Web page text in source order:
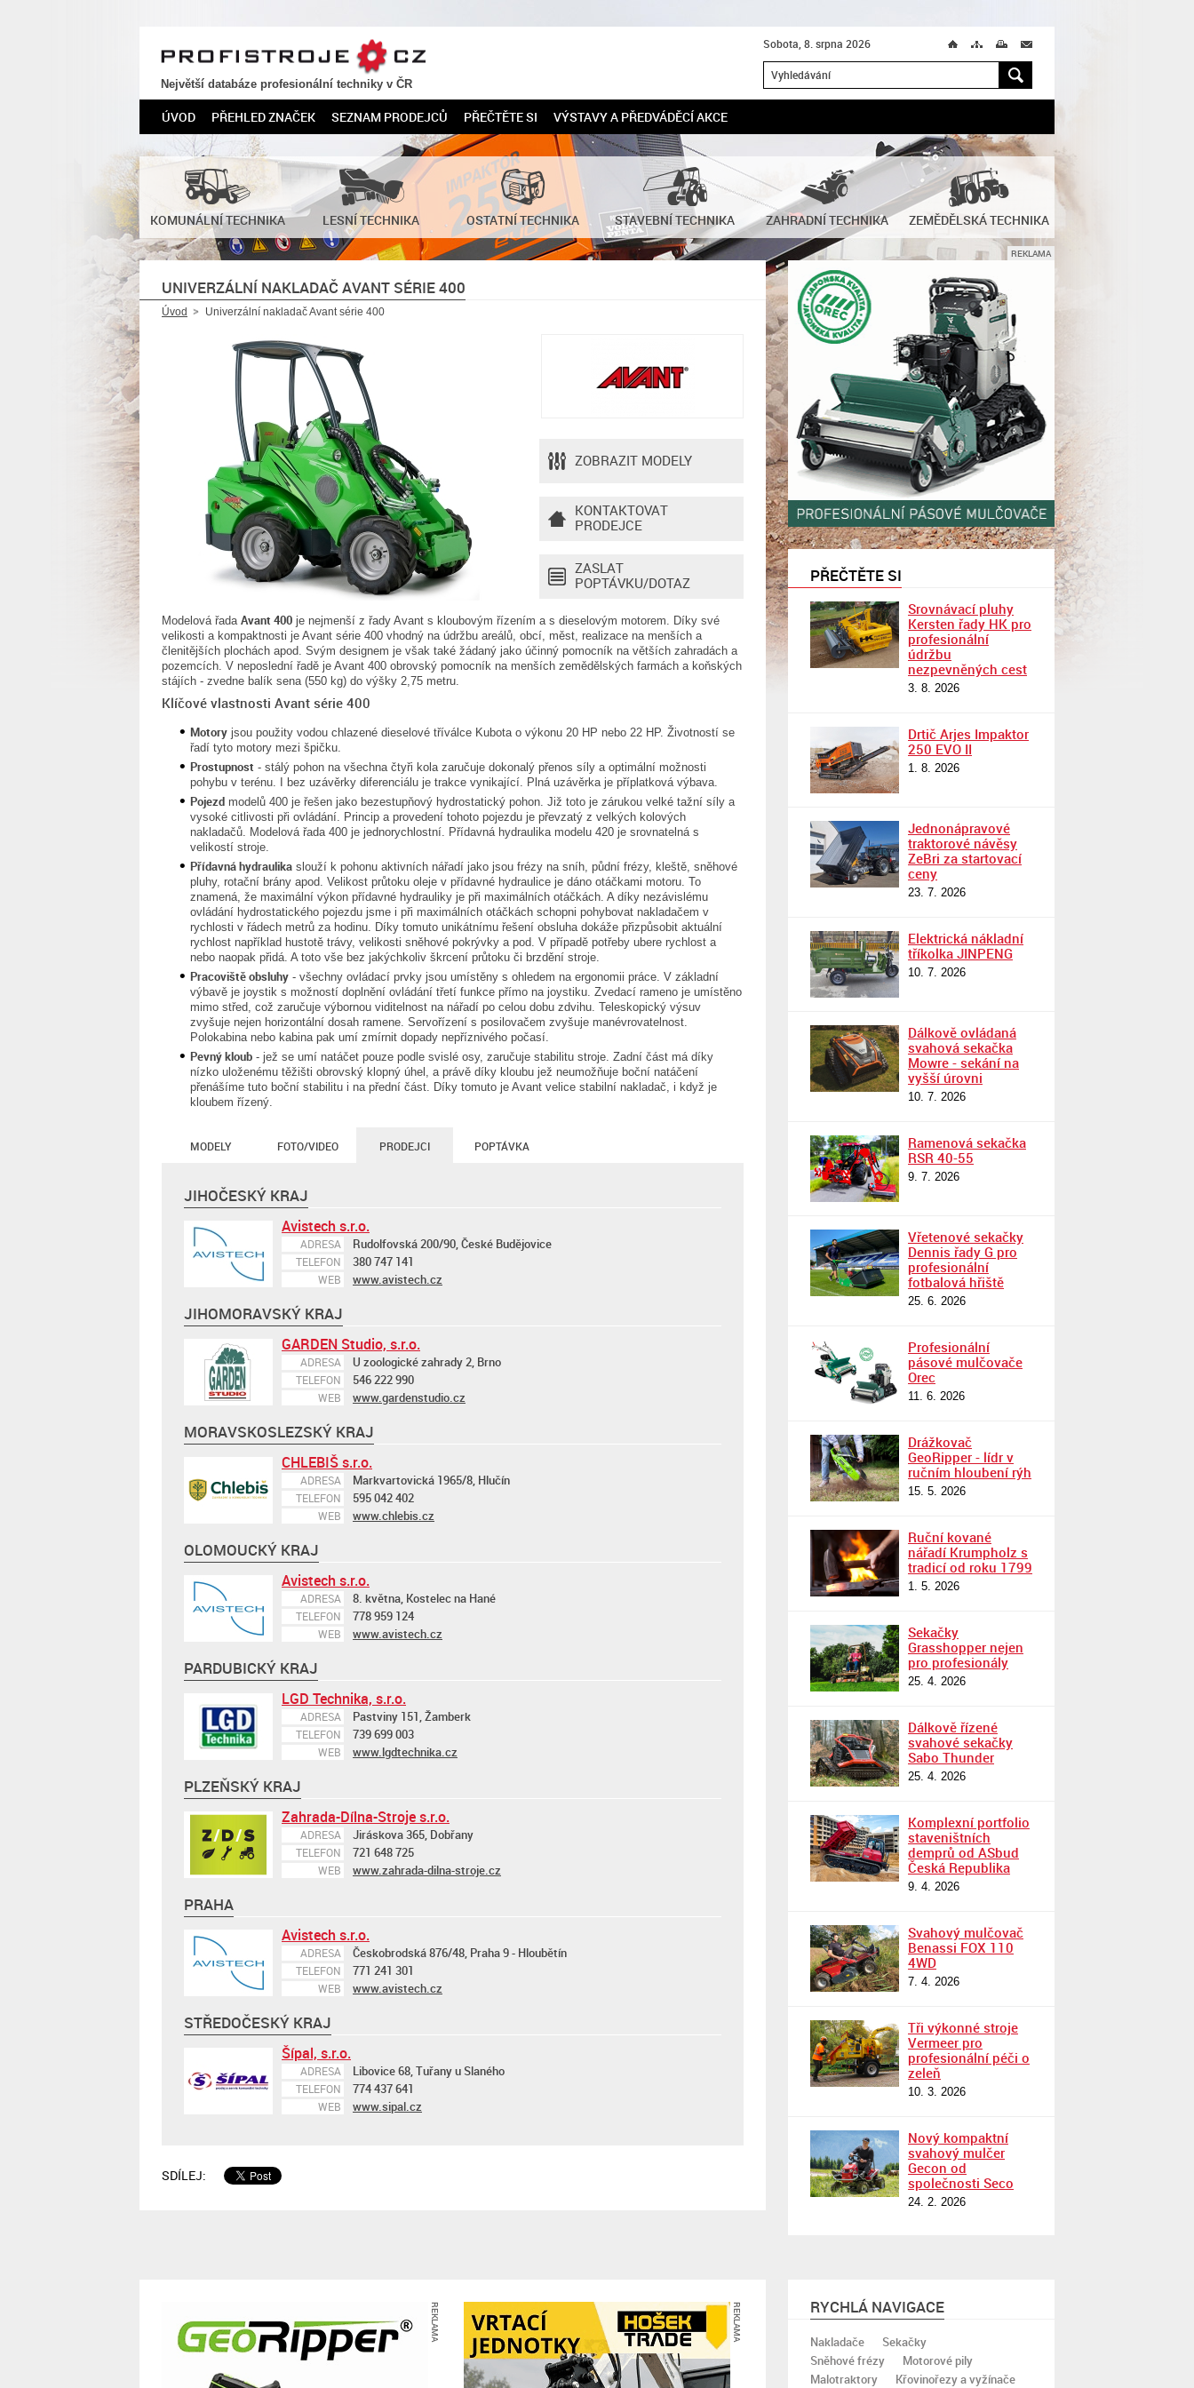
PROFISTROJE.CZ
Největší databáze profesionální techniky v ČR
Sobota, 8. srpna 2026 Ú M T M
H
ÚVOD PŘEHLED ZNAČEK SEZNAM PRODEJCŮ PŘEČTĚTE SI VÝSTAVY A PŘEDVÁDĚCÍ AKCE
KOMUNÁLNÍ TECHNIKA LESNÍ TECHNIKA OSTATNÍ TECHNIKA STAVEBNÍ TECHNIKA ZAHRADNÍ TECHNIKA ZEMĚDĚLSKÁ TECHNIKA
UNIVERZÁLNÍ NAKLADAČ AVANT SÉRIE 400
Úvod Univerzální nakladač Avant série 400
ZOBRAZIT MODELY
KONTAKTOVAT
PRODEJCE
ZASLAT
POPTÁVKU/DOTAZ
Modelová řada Avant 400 je nejmenší z řady Avant s kloubovým řízením a s dieselovým motorem. Díky své
velikosti a kompaktnosti je Avant série 400 vhodný na údržbu areálů, obcí, měst, realizace na menších a
členitějších plochách apod. Svým designem je však také žádaný jako účinný pomocník na větších zahradách a
pozemcích. V neposlední řadě je Avant 400 obrovský pomocník na menších zemědělských farmách a koňských
stájích - zvedne balík sena (550 kg) do výšky 2,75 metru.
Klíčové vlastnosti Avant série 400
Motory jsou použity vodou chlazené dieselové tříválce Kubota o výkonu 20 HP nebo 22 HP. Životností se
řadí tyto motory mezi špičku.
Prostupnost - stálý pohon na všechna čtyři kola zaručuje dokonalý přenos síly a optimální možnosti
pohybu v terénu. I bez uzávěrky diferenciálu je trakce vynikající. Plná uzávěrka je příplatková výbava.
Pojezd modelů 400 je řešen jako bezestupňový hydrostatický pohon. Již toto je zárukou velké tažní síly a
vysoké citlivosti při ovládání. Princip a provedení tohoto pojezdu je převzatý z velkých kolových
nakladačů. Modelová řada 400 je jednorychlostní. Přídavná hydraulika modelu 420 je srovnatelná s
velikostí stroje.
Přídavná hydraulika slouží k pohonu aktivních nářadí jako jsou frézy na sníh, půdní frézy, kleště, sněhové
pluhy, rotační brány apod. Velikost průtoku oleje v přídavné hydraulice je dáno otáčkami motoru. To
znamená, že maximální výkon přídavné hydrauliky je při maximálních otáčkách. A díky nezávislému
ovládání hydrostatického pojezdu jsme i při maximálních otáčkách schopni pohybovat nakladačem v
rychlosti v řádech metrů za hodinu. Díky tomuto unikátnímu řešení obsluha dokáže přizpůsobit aktuální
rychlost například hustotě trávy, velikosti sněhové pokrývky a pod. V případě potřeby ubere rychlost a
nebo naopak přidá. A toto vše bez jakýchkoliv škrcení průtoku či brzdění stroje.
Pracoviště obsluhy - všechny ovládací prvky jsou umístěny s ohledem na ergonomii práce. V základní
výbavě je joystik s možností doplnění ovládání třetí funkce přímo na joystiku. Zvedací rameno je umístěno
mimo střed, což zaručuje výbornou viditelnost na nářadí po celou dobu zdvihu. Teleskopický výsuv
zvyšuje nejen horizontální dosah ramene. Servořízení s posilovačem zvyšuje manévrovatelnost.
Polokabina nebo kabina pak umí zmírnit dopady nepříznivého počasí.
Pevný kloub - jež se umí natáčet pouze podle svislé osy, zaručuje stabilitu stroje. Zadní část má díky
nízko uloženému těžišti obrovský klopný úhel, a právě díky kloubu jež neumožňuje boční natáčení
přenášíme tuto boční stabilitu i na přední část. Díky tomuto je Avant velice stabilní nakladač, i když je
kloubem řízený.
MODELY FOTO/VIDEO PRODEJCI POPTÁVKA
JIHOČESKÝ KRAJ
Avistech s.r.o.
ADRESA Rudolfovská 200/90, České Budějovice
TELEFON 380 747 141
WEB www.avistech.cz
JIHOMORAVSKÝ KRAJ
GARDEN Studio, s.r.o.
ADRESA U zoologické zahrady 2, Brno
TELEFON 546 222 990
WEB www.gardenstudio.cz
MORAVSKOSLEZSKÝ KRAJ
CHLEBIŠ s.r.o.
ADRESA Markvartovická 1965/8, Hlučín
TELEFON 595 042 402
WEB www.chlebis.cz
OLOMOUCKÝ KRAJ
Avistech s.r.o.
ADRESA 8. května, Kostelec na Hané
TELEFON 778 959 124
WEB www.avistech.cz
PARDUBICKÝ KRAJ
LGD Technika, s.r.o.
ADRESA Pastviny 151, Žamberk
TELEFON 739 699 003
WEB www.lgdtechnika.cz
PLZEŇSKÝ KRAJ
Zahrada-Dílna-Stroje s.r.o.
ADRESA Jiráskova 365, Dobřany
TELEFON 721 648 725
WEB www.zahrada-dilna-stroje.cz
PRAHA
Avistech s.r.o.
ADRESA Českobrodská 876/48, Praha 9 - Hloubětín
TELEFON 771 241 301
WEB www.avistech.cz
STŘEDOČESKÝ KRAJ
Šípal, s.r.o.
ADRESA Libovice 68, Tuřany u Slaného
TELEFON 774 437 641
WEB www.sipal.cz
SDÍLEJ:
REKLAMA
PŘEČTĚTE SI
Srovnávací pluhy
Kersten řady HK pro
profesionální
údržbu
nezpevněných cest
3. 8. 2026
Drtič Arjes Impaktor
250 EVO II
1. 8. 2026
Jednonápravové
traktorové návěsy
ZeBri za startovací
ceny
23. 7. 2026
Elektrická nákladní
tříkolka JINPENG
10. 7. 2026
Dálkově ovládaná
svahová sekačka
Mowre - sekání na
vyšší úrovni
10. 7. 2026
Ramenová sekačka
RSR 40-55
9. 7. 2026
Vřetenové sekačky
Dennis řady G pro
profesionální
fotbalová hřiště
25. 6. 2026
Profesionální
pásové mulčovače
Orec
11. 6. 2026
Drážkovač
GeoRipper - lídr v
ručním hloubení rýh
15. 5. 2026
Ruční kované
nářadí Krumpholz s
tradicí od roku 1799
1. 5. 2026
Sekačky
Grasshopper nejen
pro profesionály
25. 4. 2026
Dálkově řízené
svahové sekačky
Sabo Thunder
25. 4. 2026
Komplexní portfolio
staveništních
demprů od ASbud
Česká Republika
9. 4. 2026
Svahový mulčovač
Benassi FOX 110
4WD
7. 4. 2026
Tři výkonné stroje
Vermeer pro
profesionální péči o
zeleň
10. 3. 2026
Nový kompaktní
svahový mulčer
Gecon od
společnosti Seco
24. 2. 2026
REKLAMA REKLAMA RYCHLÁ NAVIGACE
Nakladače
Sekačky
Sněhové frézy
Motorové pily
Malotraktory
Křovinořezy a vyžínače